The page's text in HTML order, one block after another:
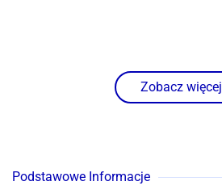
Zobacz więcej
Podstawowe Informacje